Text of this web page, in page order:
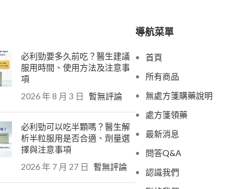
必利勁要多久前吃？醫生建議
服用時間、使用方法及注意事
項
2026 年 8 月 3 日 暫無評論
必利勁可以吃半顆嗎？醫生解
析半粒服用是否合適、劑量選
擇與注意事項
2026 年 7 月 27 日 暫無評論
導航菜單
首頁
所有商品
無處方箋購藥說明
處方箋領藥
最新消息
問答Q&A
認識我們